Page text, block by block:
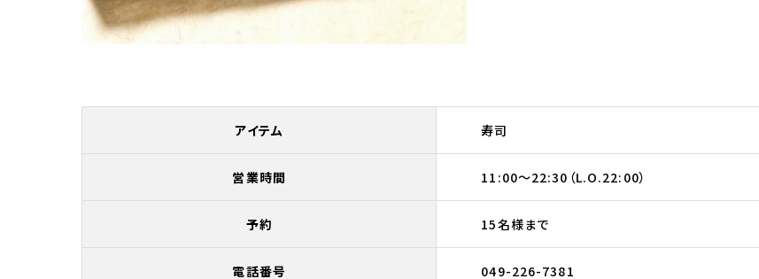
アイテム 寿司
営業時間 11:00～22:30（L.O.22:00）
予約 15名様まで
電話番号 049-226-7381